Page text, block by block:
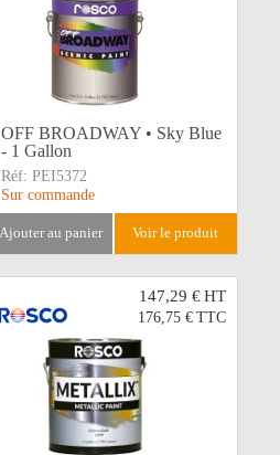
OFF BROADWAY • Sky Blue
- 1 Gallon
Réf: PEI5372
Sur commande
ajouter au panier voir le produit
147,29 € HT
176,75 € TTC